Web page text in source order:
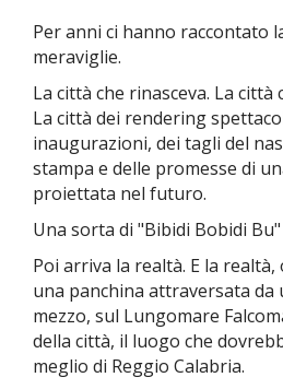
Per anni ci hanno raccontato
meraviglie.
La città che rinasceva. La città
La città dei rendering
inaugurazioni, dei tagli del
stampa e delle promesse di
proiettata nel futuro.
Una sorta di "Bibidi Bobidi
Poi arriva la realtà. E la
una panchina attraversata da
mezzo, sul Lungomare
della città, il luogo che
meglio di Reggio Calabria.